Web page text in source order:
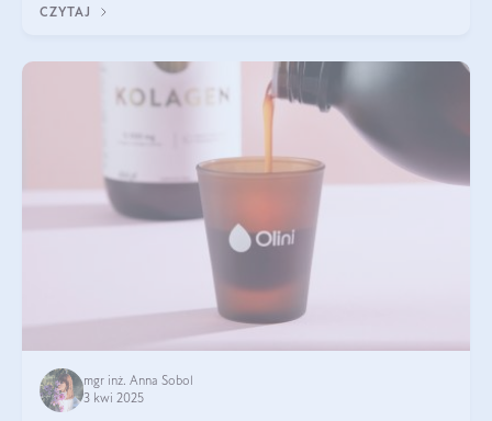
CZYTAJ
mgr inż. Anna Sobol
3 kwi 2025